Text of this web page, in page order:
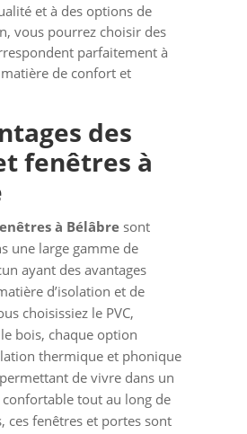
et à des options de
vous pourrez choisir des
parfaitement à
de confort et
des
fenêtres à
à Bélâbre sont
une large gamme de
ayant des avantages
d’isolation et de
choisissiez le PVC,
bois, chaque option
thermique et phonique
de vivre dans un
tout au long de
ces fenêtres et portes sont